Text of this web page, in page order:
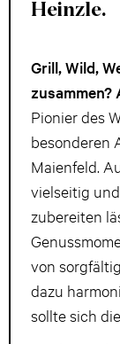
Heinzle.
Grill, Wild,
zusammen?
Pionier des
besonderen
Maienfeld.
vielseitig
zubereiten
von
dazu
sollte sich